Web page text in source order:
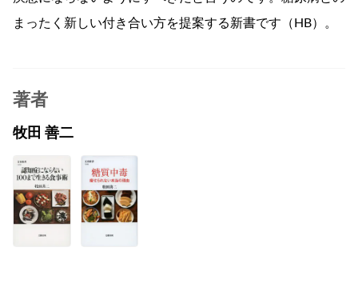
まったく新しい付き合い方を提案する新書です（HB）。
著者
牧田 善二